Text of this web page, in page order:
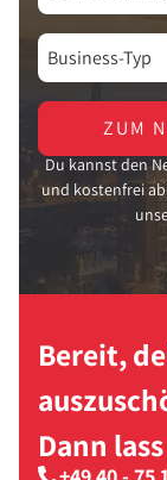
ZUM
Du kannst den
und kostenfrei
Bereit,
Dann